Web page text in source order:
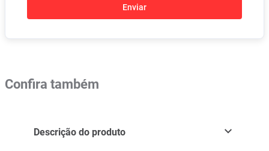
Enviar
Confira também
Descrição do produto